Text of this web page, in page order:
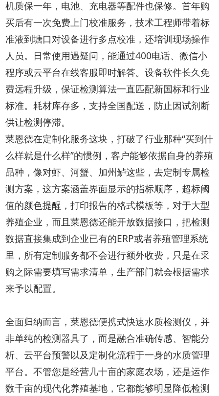
机质保一年，电池、充电器等配件也保修。首年购
买后有一次免费上门校准服务，技术工程师带着标
准液到塘口对设备进行多点校准，还培训现场操作
人员。日常使用遇疑问，能通过400电话、微信小
程序或云平台在线客服即时解答。设备软件长久免
费远程升级，保证检测算法一直匹配新国标和行业
标准。耗材库存多，支持全国配送，防止因试剂断
供让检测停滞。
莱恩德在定制化服务这块，打破了行业那种“买到什
么样就是什么样”的惯例，客户能够依据自身的养殖
品种，像对虾、河蟹、加州鲈这些，去定制专属检
测方案，这方案涵盖界面显示的指标顺序，超标阈
值的颜色提醒，打印报告的格式模板等，对于大型
养殖企业，而且莱恩德还能开放数据接口，把检测
数据直接集成到企业已有的ERP或者养殖管理系统
里，所有定制服务都不会进行额外收费，只是在采
购之际需要填写需求清单，生产部门就会根据需求
来予以配置。
全面归纳而言，莱恩德便携式快速水质检测仪，并
非单纯的检测器具了，而是融合准确传感、智能分
析、云平台预警以及定制化流程于一身的水质管理
平台。不管您是经营几十亩的家庭农场，还是运作
数千亩的现代化养殖基地，它都能够明显降低检测